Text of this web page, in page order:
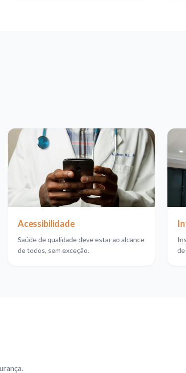
Acessibilidade
Saúde de qualidade deve estar ao alcance
de todos, sem exceção.
de